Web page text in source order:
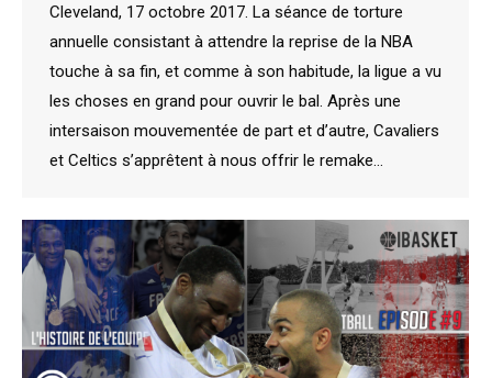
Cleveland, 17 octobre 2017. La séance de torture
annuelle consistant à attendre la reprise de la NBA
touche à sa fin, et comme à son habitude, la ligue a vu
les choses en grand pour ouvrir le bal. Après une
intersaison mouvementée de part et d’autre, Cavaliers
et Celtics s’apprêtent à nous offrir le remake…